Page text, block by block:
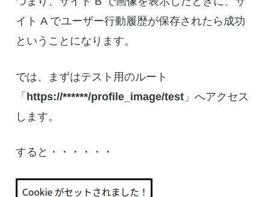
イト A でユーザー行動履歴が保存されたら成功
ということになります。
では、まずはテスト用のルート
「 https://******/profile_image/test 」へアクセス
します。
すると・・・・・・